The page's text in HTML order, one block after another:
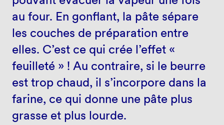
au four. En gonflant, la pâte sépare
les couches de préparation entre
elles. C’est ce qui crée l’effet «
feuilleté » ! Au contraire, si le beurre
est trop chaud, il s’incorpore dans la
farine, ce qui donne une pâte plus
grasse et plus lourde.